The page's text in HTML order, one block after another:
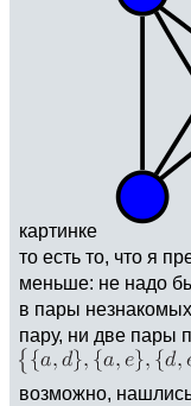
картинке
то есть то, что я
меньше: не надо
в пары
пару, ни две пары
возможно,